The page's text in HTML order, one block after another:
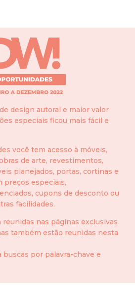
design autoral e maior valor
especiais ficou mais fácil e
você tem acesso à móveis,
de arte, revestimentos,
planejados, portas, cortinas e
preços especiais,
cupons de desconto ou
facilidades.
nas páginas exclusivas
também estão reunidas nesta
buscas por palavra-chave e